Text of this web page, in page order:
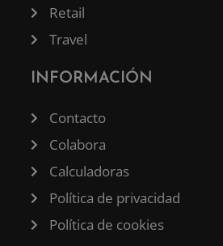
Retail
Travel
INFORMACIÓN
Contacto
Colabora
Calculadoras
Política de privacidad
Política de cookies